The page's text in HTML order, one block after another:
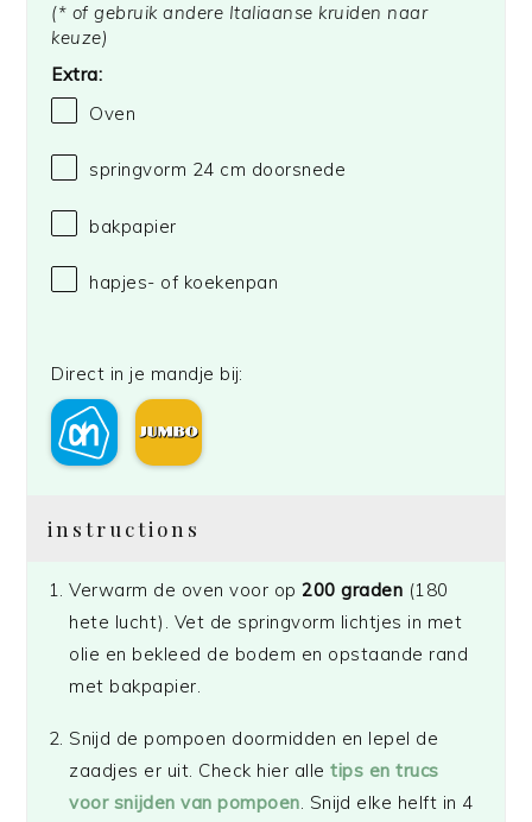
(* of gebruik andere Italiaanse kruiden naar
keuze)
Extra:
Oven
springvorm 24 cm doorsnede
bakpapier
hapjes- of koekenpan
Direct in je mandje bij:
instructions
Verwarm de oven voor op200 graden (180
hete lucht). Vet de springvorm lichtjes in met
olie en bekleed de bodem en opstaande rand
met bakpapier.
Snijd de pompoen doormidden en lepel de
zaadjes er uit. Check hier alletips en trucs
voor snijden van pompoen. Snijd elke helft in 4